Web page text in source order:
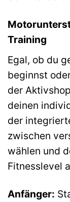
Training
Egal, ob du
beginnst
der
deinen
der
zwischen
wählen und
Fitnesslevel
Anfänger: